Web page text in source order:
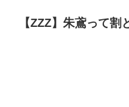
【ZZZ】朱鳶って割